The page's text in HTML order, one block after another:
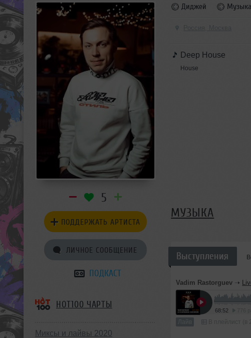
5
ПОДДЕРЖАТЬ АРТИСТА
ЛИЧНОЕ СООБЩЕНИЕ
ПОДКАСТ
HOT100 ЧАРТЫ
Миксы и лайвы 2020
Диджей
Deep House
House
МУЗЫКА
Выступления
Vadim Rastorguev ➝
68:52
Лайв В плейлист (в